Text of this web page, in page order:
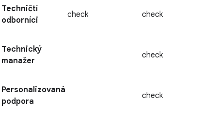
Techničtí
odborníci
check check
Technický
manažer
check
Personalizovaná
podpora
check